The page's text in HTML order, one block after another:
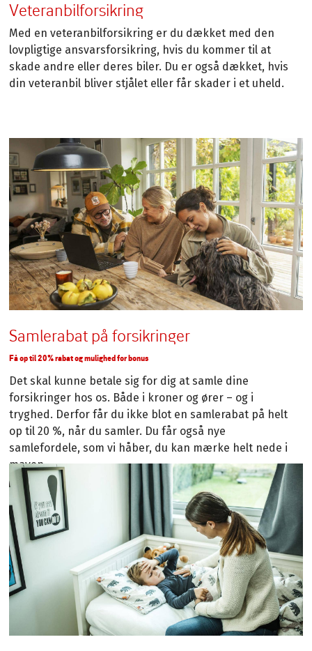
Veteranbilforsikring
Med en veteranbilforsikring er du dækket med den
lovpligtige ansvarsforsikring, hvis du kommer til at
skade andre eller deres biler. Du er også dækket, hvis
din veteranbil bliver stjålet eller får skader i et uheld.
Samlerabat på forsikringer
Få op til 20% rabat og mulighed for bonus
Det skal kunne betale sig for dig at samle dine
forsikringer hos os. Både i kroner og ører – og i
tryghed. Derfor får du ikke blot en samlerabat på helt
op til 20 %, når du samler. Du får også nye
samlefordele, som vi håber, du kan mærke helt nede i
maven.